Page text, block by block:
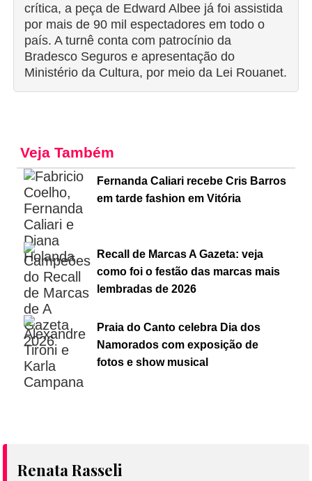
crítica, a peça de Edward Albee já foi assistida
por mais de 90 mil espectadores em todo o
país. A turnê conta com patrocínio da
Bradesco Seguros e apresentação do
Ministério da Cultura, por meio da Lei Rouanet.
Veja Também
Fernanda Caliari recebe Cris Barros
em tarde fashion em Vitória
Recall de Marcas A Gazeta: veja
como foi o festão das marcas mais
lembradas de 2026
Praia do Canto celebra Dia dos
Namorados com exposição de
fotos e show musical
Renata Rasseli